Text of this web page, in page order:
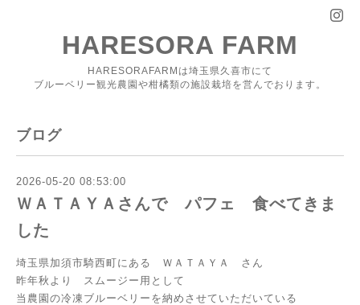
HARESORA FARM
HARESORAFARMは埼玉県久喜市にて
ブルーベリー観光農園や柑橘類の施設栽培を営んでおります。
ブログ
2026-05-20 08:53:00
ＷＡＴＡＹＡさんで パフェ 食べてきま
した
埼玉県加須市騎西町にある ＷＡＴＡＹＡ さん
昨年秋より スムージー用として
当農園の冷凍ブルーベリーを納めさせていただいている